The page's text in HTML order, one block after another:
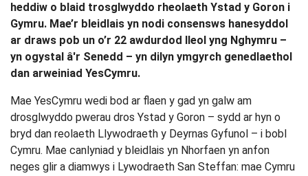
heddiw o blaid trosglwyddo rheolaeth Ystad y Goron i
Gymru. Mae’r bleidlais yn nodi consensws hanesyddol
ar draws pob un o’r 22 awdurdod lleol yng Nghymru –
yn ogystal â'r Senedd – yn dilyn ymgyrch genedlaethol
dan arweiniad YesCymru.
Mae YesCymru wedi bod ar flaen y gad yn galw am
drosglwyddo pwerau dros Ystad y Goron – sydd ar hyn o
bryd dan reolaeth Llywodraeth y Deyrnas Gyfunol – i bobl
Cymru. Mae canlyniad y bleidlais yn Nhorfaen yn anfon
neges glir a diamwys i Lywodraeth San Steffan: mae Cymru